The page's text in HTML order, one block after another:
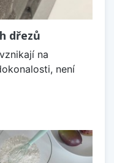
dřezů
na
není